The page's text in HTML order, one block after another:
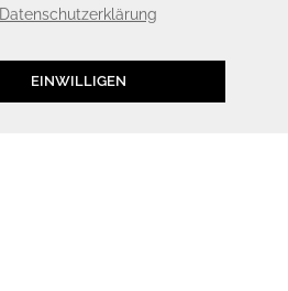
Datenschutzerklärung
EINWILLIGEN